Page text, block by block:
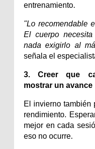
entrenamiento.
"Lo recomendable
El cuerpo
nada exigirlo al
señala el
3. Creer que
mostrar un avance
El invierno también
rendimiento.
mejor en cada
eso no ocurre.